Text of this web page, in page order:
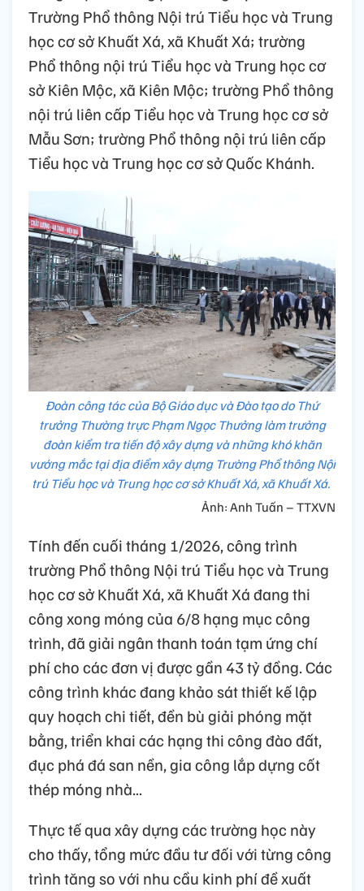
Trường Phổ thông Nội trú Tiểu học và Trung
học cơ sở Khuất Xá, xã Khuất Xá; trường
Phổ thông nội trú Tiểu học và Trung học cơ
sở Kiên Mộc, xã Kiên Mộc; trường Phổ thông
nội trú liên cấp Tiểu học và Trung học cơ sở
Mẫu Sơn; trường Phổ thông nội trú liên cấp
Tiểu học và Trung học cơ sở Quốc Khánh.
Đoàn công tác của Bộ Giáo dục và Đào tạo do Thứ
trưởng Thường trực Phạm Ngọc Thưởng làm trưởng
đoàn kiểm tra tiến độ xây dựng và những khó khăn
vướng mắc tại địa điểm xây dựng Trường Phổ thông Nội
trú Tiểu học và Trung học cơ sở Khuất Xá, xã Khuất Xá.
Ảnh: Anh Tuấn – TTXVN
Tính đến cuối tháng 1/2026, công trình
trường Phổ thông Nội trú Tiểu học và Trung
học cơ sở Khuất Xá, xã Khuất Xá đang thi
công xong móng của 6/8 hạng mục công
trình, đã giải ngân thanh toán tạm ứng chí
phí cho các đơn vị được gần 43 tỷ đồng. Các
công trình khác đang khảo sát thiết kế lập
quy hoạch chi tiết, đền bù giải phóng mặt
bằng, triển khai các hạng thi công đào đất,
đục phá đá san nền, gia công lắp dựng cốt
thép móng nhà...
Thực tế qua xây dựng các trường học này
cho thấy, tổng mức đầu tư đối với từng công
trình tăng so với nhu cầu kinh phí đề xuất